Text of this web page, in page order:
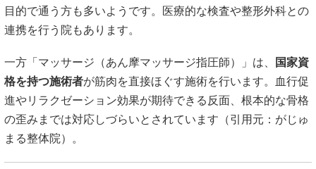
目的で通う方も多いようです。医療的な検査や整形外科との
連携を行う院もあります。
一方「マッサージ（あん摩マッサージ指圧師）」は、
国家資
格を持つ施術者が筋肉を直接ほぐす施術を行います。血行促
進やリラクゼーション効果が期待できる反面、根本的な骨格
の歪みまでは対応しづらいとされています（引用元： がじゅ
まる整体院）。